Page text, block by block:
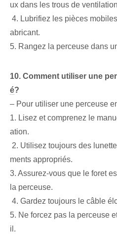
ux dans les trous de
4.⁣ Lubrifiez les pièces
abricant.
5. Rangez la perceuse dans
10. Comment utiliser une
é?
– Pour utiliser une perceuse
1.⁢ Lisez et comprenez le
ation.
2.⁤ Utilisez toujours des
ments appropriés.
3. Assurez-vous que le foret
la perceuse.
4. Gardez toujours le câble
5. ⁢Ne forcez pas la perceuse
il.